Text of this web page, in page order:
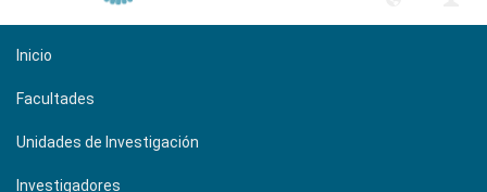
Inicio
Facultades
Unidades de Investigación
Investigadores